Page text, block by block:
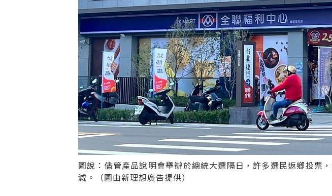
圖說：儘管產品說明會舉辦於總統大選隔日，許多選民返鄉投票
減。（圖由新理想廣告提供）